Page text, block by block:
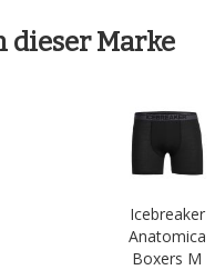
dieser Marke
Icebreaker
Anatomica
Boxers M